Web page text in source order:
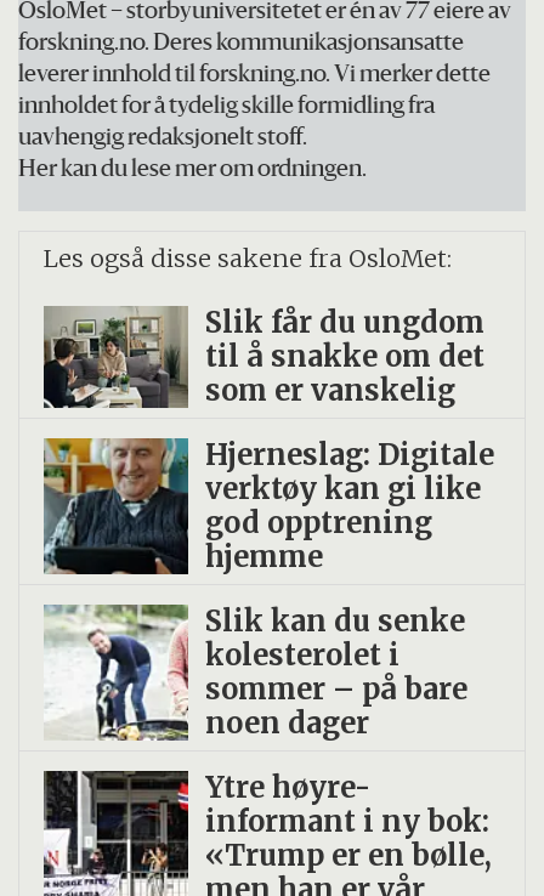
både kvantitative og kvalitative metoder.
Datamaterialet i rapporten bygger på
Ungdataog den kvalitative
ungdomsundersøkelsenUngdom i endring
Ungdom i endringfølger ungdom i fire
ungdomstida med intervjuer med både
ungdommene selv og foreldrene deres.
I det kvalitative materialet i rapporten tar
forskerne utgangspunkt i bygda de har kalt
«Industribygd», et bygdesamfunn som
eksemplifiserer noen typiske trekk ved
norske distriktskommuner.
dybden på forskjeller etter kjønn og
sosioøkonomisk bakgrunn.
OsloMet – storbyuniversitetet er én av 77 eiere av
forskning.no. Deres kommunikasjonsansatte
leverer innhold til forskning.no. Vi merker dette
innholdet for å tydelig skille formidling fra
uavhengig redaksjonelt stoff.
Her kan du lese mer om ordningen.
Les også disse sakene fra OsloMet:
Slik får du ungdom
til å snakke om det
som er vanskelig
Hjerneslag: Digitale
verktøy kan gi like
god opptrening
hjemme
Slik kan du senke
kolesterolet i
sommer – på bare
noen dager
Ytre høyre-
informant i ny bok:
«Trump er en bølle,